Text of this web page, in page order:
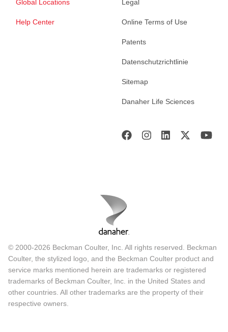
Global Locations
Help Center
Legal
Online Terms of Use
Patents
Datenschutzrichtlinie
Sitemap
Danaher Life Sciences
© 2000-2026 Beckman Coulter, Inc. All rights reserved. Beckman
Coulter, the stylized logo, and the Beckman Coulter product and
service marks mentioned herein are trademarks or registered
trademarks of Beckman Coulter, Inc. in the United States and
other countries. All other trademarks are the property of their
respective owners.